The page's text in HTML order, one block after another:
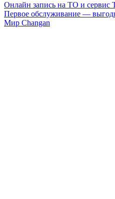
Онлайн запись на ТО и сервис
Первое обслуживание —
Мир Changan